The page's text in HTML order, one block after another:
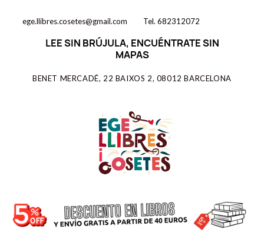
ege.llibres.cosetes@gmail.com Tel. 682312072
LEE SIN BRÚJULA, ENCUÉNTRATE SIN
MAPAS
BENET MERCADÉ, 22 BAIXOS 2, 08012 BARCELONA